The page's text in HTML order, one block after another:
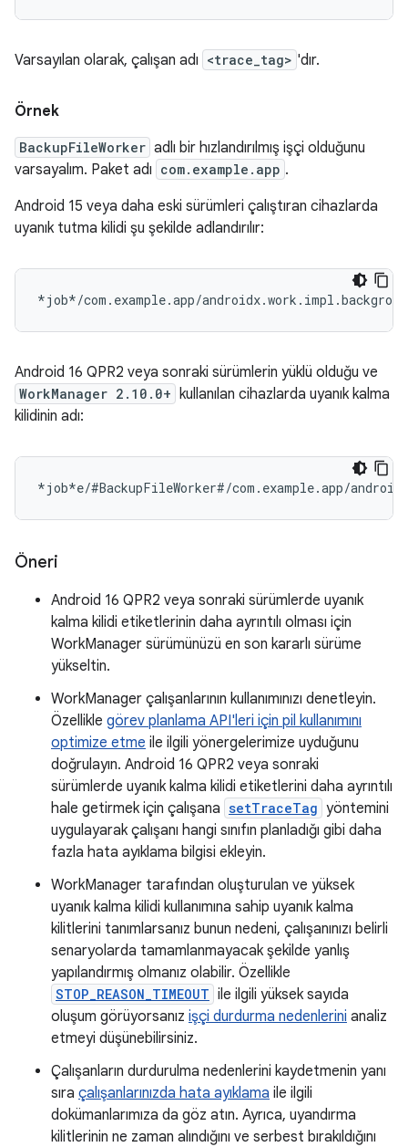
Varsayılan olarak, çalışan adı <trace_tag> 'dır.
Örnek
BackupFileWorker adlı bir hızlandırılmış işçi olduğunu
varsayalım. Paket adı com.example.app .
Android 15 veya daha eski sürümleri çalıştıran cihazlarda
uyanık tutma kilidi şu şekilde adlandırılır:
Android 16 QPR2 veya sonraki sürümlerin yüklü olduğu ve
WorkManager 2.10.0+ kullanılan cihazlarda uyanık kalma
kilidinin adı:
Öneri
Android 16 QPR2 veya sonraki sürümlerde uyanık
kalma kilidi etiketlerinin daha ayrıntılı olması için
WorkManager sürümünüzü en son kararlı sürüme
yükseltin.
WorkManager çalışanlarının kullanımınızı denetleyin.
Özellikle görev planlama API'leri için pil kullanımını
optimize etme ile ilgili yönergelerimize uyduğunu
doğrulayın. Android 16 QPR2 veya sonraki
sürümlerde uyanık kalma kilidi etiketlerini daha ayrıntılı
hale getirmek için çalışana setTraceTag yöntemini
uygulayarak çalışanı hangi sınıfın planladığı gibi daha
fazla hata ayıklama bilgisi ekleyin.
WorkManager tarafından oluşturulan ve yüksek
uyanık kalma kilidi kullanımına sahip uyanık kalma
kilitlerini tanımlarsanız bunun nedeni, çalışanınızı belirli
senaryolarda tamamlanmayacak şekilde yanlış
yapılandırmış olmanız olabilir. Özellikle
STOP_REASON_TIMEOUT ile ilgili yüksek sayıda
oluşum görüyorsanız işçi durdurma nedenlerini analiz
etmeyi düşünebilirsiniz.
Çalışanların durdurulma nedenlerini kaydetmenin yanı
sıra çalışanlarınızda hata ayıklama ile ilgili
dokümanlarımıza da göz atın. Ayrıca, uyandırma
kilitlerinin ne zaman alındığını ve serbest bırakıldığını